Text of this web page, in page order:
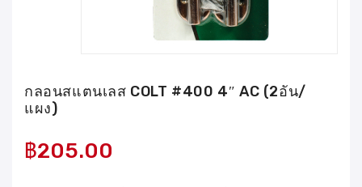
กลอนสแตนเลส COLT #400 4″ AC (2อัน/
แผง)
฿205.00